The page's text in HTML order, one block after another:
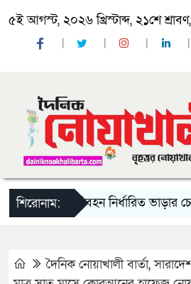
৫ই আগস্ট, ২০২৬ খ্রিস্টাব্দ, ২১শে
শিরোনাম:
একটি পরিবহন নির্ধারিত ভাড়ার চেয়েও
দৈনিক নোয়াখালী বার্তা,